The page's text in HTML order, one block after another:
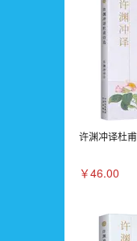
许渊冲译杜
￥46.00